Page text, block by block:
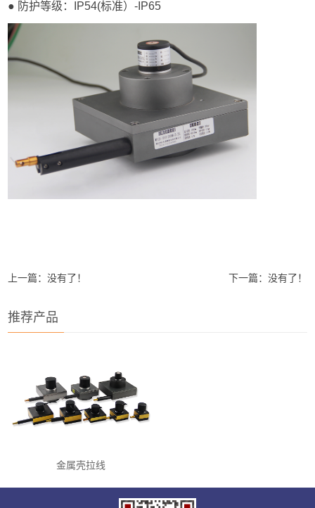
● 防护等级：IP54(标准）-IP65
上一篇：没有了！ 下一篇：没有了！
推荐产品
金属壳拉线